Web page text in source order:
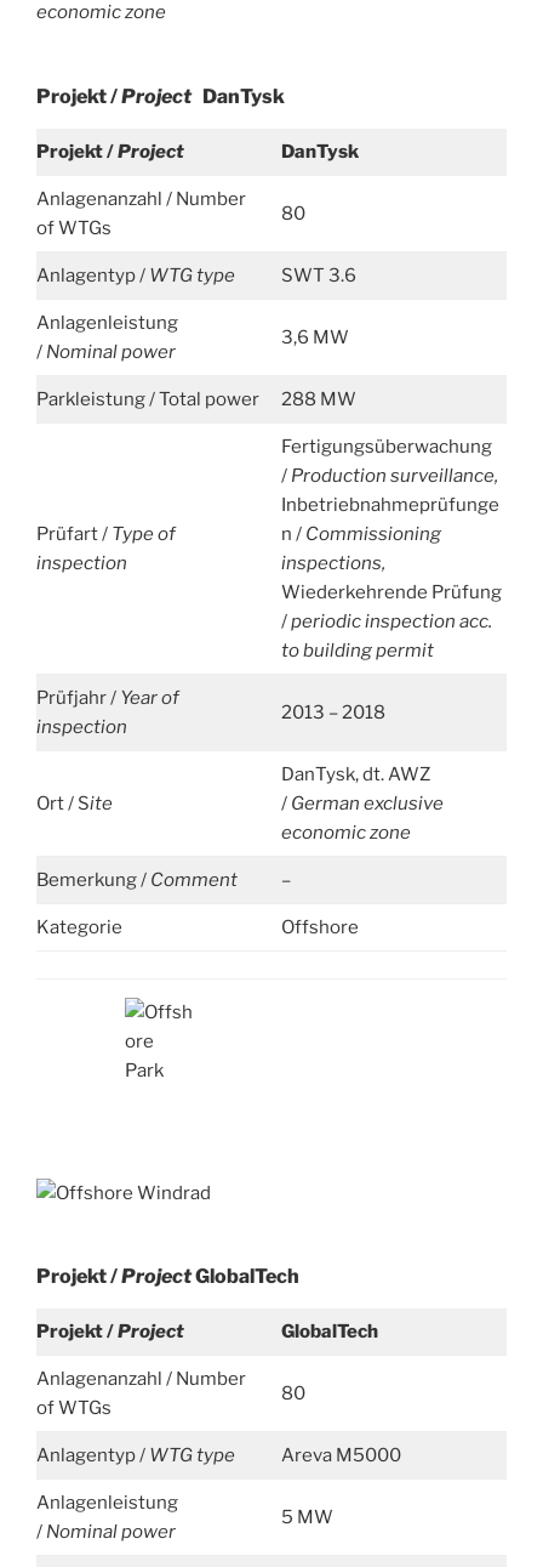
economic zone
Projekt /ProjectDanTysk
Projekt /Project DanTysk
Anlagenanzahl / Number
of WTGs
80
Anlagentyp / WTG type SWT 3.6
Anlagenleistung
/ Nominal power
3,6 MW
Parkleistung / Total power 288 MW
Prüfart / Type of
inspection
Fertigungsüberwachung
/ Production surveillance,
Inbetriebnahmeprüfunge
n / Commissioning
inspections,
Wiederkehrende Prüfung
/periodic inspection acc.
to building permit
Prüfjahr / Year of
inspection
2013 – 2018
Ort / Site
DanTysk, dt. AWZ
/ German exclusive
economic zone
Bemerkung / Comment –
Kategorie Offshore
Projekt /ProjectGlobalTech
Projekt /Project GlobalTech
Anlagenanzahl / Number
of WTGs
80
Anlagentyp / WTG type Areva M5000
Anlagenleistung
/ Nominal power
5 MW